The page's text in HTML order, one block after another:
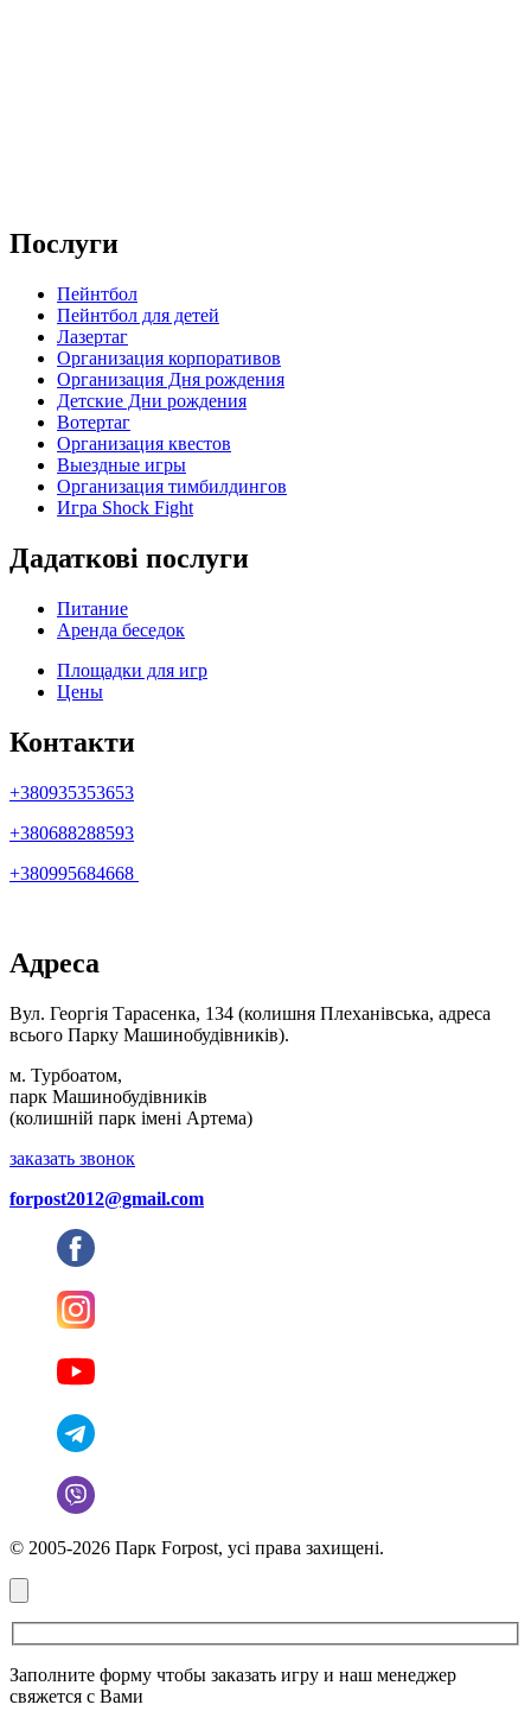
Послуги
Пейнтбол
Пейнтбол для детей
Лазертаг
Организация корпоративов
Организация Дня рождения
Детские Дни рождения
Вотертаг
Организация квестов
Выездные игры
Организация тимбилдингов
Игра Shock Fight
Дадаткові послуги
Питание
Аренда беседок
Площадки для игр
Цены
Контакти
+380935353653
+380688288593
+380995684668
Адреса
Вул. Георгія Тарасенка, 134 (колишня Плеханівська, адреса
всього Парку Машинобудівників).
м. Турбоатом,
парк Машинобудівників
(колишній парк імені Артема)
заказать звонок
forpost2012@gmail.com
© 2005-2026 Парк Forpost, усі права захищені.
Заполните форму чтобы заказать игру и наш менеджер
свяжется с Вами